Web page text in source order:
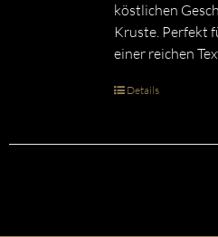
köstlichen
Kruste. Perfekt
einer reichen
Details